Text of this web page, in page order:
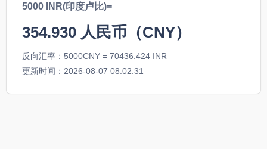
5000 INR(印度卢比)=
354.930人民币（CNY）
反向汇率：5000CNY = 70436.424 INR
更新时间：2026-08-07 08:02:31